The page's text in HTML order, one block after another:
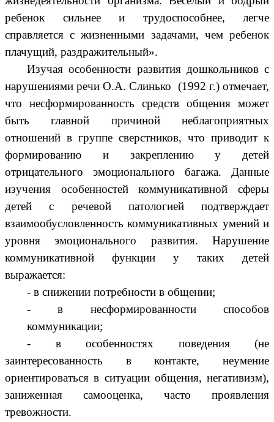
ребенок сильнее и трудоспособнее, легче
справляется с жизненными задачами, чем ребенок
плачущий, раздражительный».
Изучая особенности развития дошкольников с
нарушениями речи О.А. Слинько (1992 г.) отмечает,
что несформированность средств общения может
быть главной причиной неблагоприятных
отношений в группе сверстников, что приводит к
формированию и закреплению у детей
отрицательного эмоционального багажа. Данные
изучения особенностей коммуникативной сферы
детей с речевой патологией подтверждает
взаимообусловленность коммуникативных умений и
уровня эмоционального развития. Нарушение
коммуникативной функции у таких детей
выражается:
- в снижении потребности в общении;
- в несформированности способов
коммуникации;
- в особенностях поведения (не
заинтересованность в контакте, неумение
ориентироваться в ситуации общения, негативизм),
заниженная самооценка, часто проявления
тревожности.